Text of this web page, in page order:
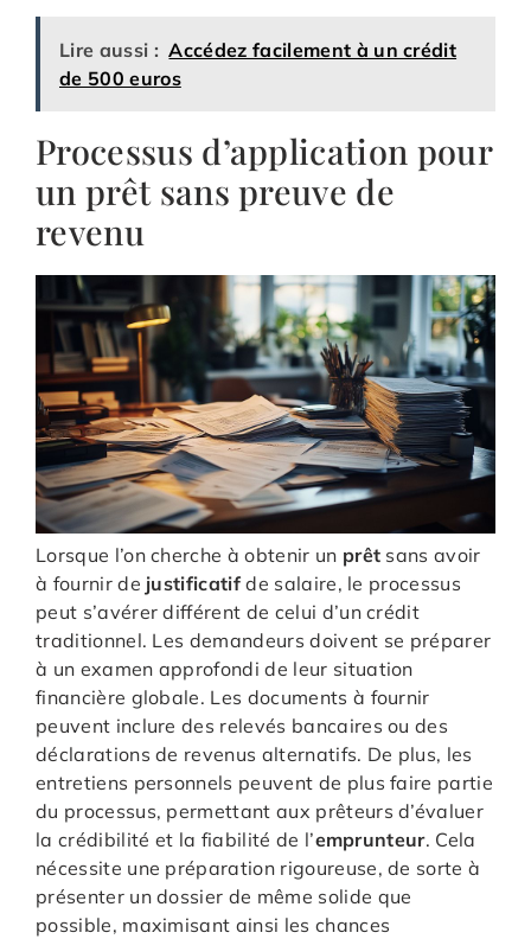
Lire aussi : Accédez facilement à un crédit
de 500 euros
Processus d’application pour
un prêt sans preuve de
revenu
Lorsque l’on cherche à obtenir un prêt sans avoir
à fournir de justificatif de salaire, le processus
peut s’avérer différent de celui d’un crédit
traditionnel. Les demandeurs doivent se préparer
à un examen approfondi de leur situation
financière globale. Les documents à fournir
peuvent inclure des relevés bancaires ou des
déclarations de revenus alternatifs. De plus, les
entretiens personnels peuvent de plus faire partie
du processus, permettant aux prêteurs d’évaluer
la crédibilité et la fiabilité de l’emprunteur. Cela
nécessite une préparation rigoureuse, de sorte à
présenter un dossier de même solide que
possible, maximisant ainsi les chances